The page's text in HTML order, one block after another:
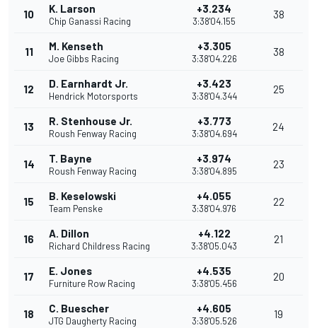
10 K. Larson
Chip Ganassi Racing
+3.234
3:38'04.155
38
11 M. Kenseth
Joe Gibbs Racing
+3.305
3:38'04.226
38
12 D. Earnhardt Jr.
Hendrick Motorsports
+3.423
3:38'04.344
25
13 R. Stenhouse Jr.
Roush Fenway Racing
+3.773
3:38'04.694
24
14 T. Bayne
Roush Fenway Racing
+3.974
3:38'04.895
23
15 B. Keselowski
Team Penske
+4.055
3:38'04.976
22
16 A. Dillon
Richard Childress Racing
+4.122
3:38'05.043
21
17 E. Jones
Furniture Row Racing
+4.535
3:38'05.456
20
18 C. Buescher
JTG Daugherty Racing
+4.605
3:38'05.526
19